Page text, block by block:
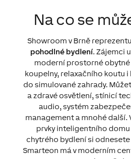
Na co se
Showroom v Brně
pohodlné bydlení. Zájemci
moderní prostorné obytné
koupelny, relaxačního koutu i
do simulované zahrady.
a zdravé osvětlení, stínicí
audio, systém
management a mnohé další.
prvky inteligentního domu
chytrého bydlení si
Smarteon má v moderním